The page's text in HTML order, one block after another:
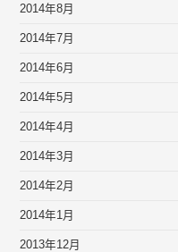
2014年8月
2014年7月
2014年6月
2014年5月
2014年4月
2014年3月
2014年2月
2014年1月
2013年12月